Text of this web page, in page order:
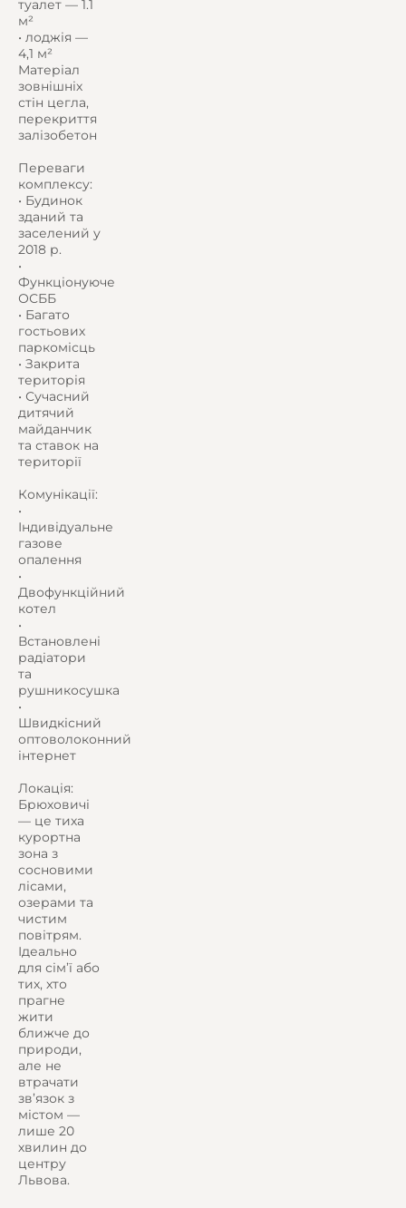
туалет — 1.1
м²
• лоджія —
4,1 м²
Матеріал
зовнішніх
стін цегла,
перекриття
залізобетон
Переваги
комплексу:
• Будинок
зданий та
заселений у
2018 р.
•
Функціонуюче
ОСББ
• Багато
гостьових
паркомісць
• Закрита
територія
• Сучасний
дитячий
майданчик
та ставок на
території
Комунікації:
•
Індивідуальне
газове
опалення
•
Двофункційний
котел
•
Встановлені
радіатори
та
рушникосушка
•
Швидкісний
оптоволоконний
інтернет
Локація:
Брюховичі
— це тиха
курортна
зона з
сосновими
лісами,
озерами та
чистим
повітрям.
Ідеально
для сім’ї або
тих, хто
прагне
жити
ближче до
природи,
але не
втрачати
зв’язок з
містом —
лише 20
хвилин до
центру
Львова.